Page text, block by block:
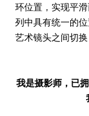
环位置，实现平
列中具有统一的
艺术镜头之间切
我是摄影师，已